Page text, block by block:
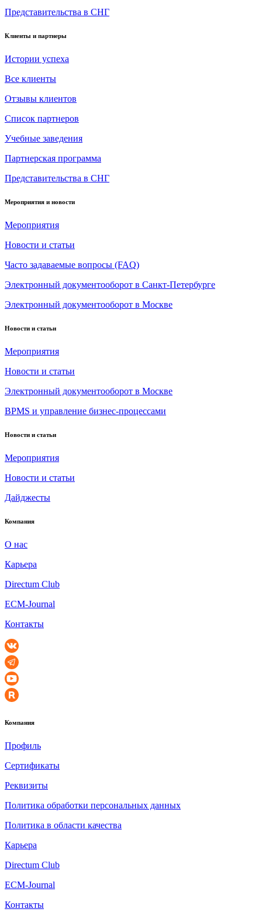
Представительства в СНГ
Клиенты и партнеры
Истории успеха
Все клиенты
Отзывы клиентов
Список партнеров
Учебные заведения
Партнерская программа
Представительства в СНГ
Мероприятия и новости
Мероприятия
Новости и статьи
Часто задаваемые вопросы (FAQ)
Электронный документооборот в Санкт-Петербурге
Электронный документооборот в Москве
Новости и статьи
Мероприятия
Новости и статьи
Электронный документооборот в Москве
BPMS и управление бизнес-процессами
Новости и статьи
Мероприятия
Новости и статьи
Дайджесты
Компания
О нас
Карьера
Directum Club
ECM-Journal
Контакты
Компания
Профиль
Сертификаты
Реквизиты
Политика обработки персональных данных
Политика в области качества
Карьера
Directum Club
ECM-Journal
Контакты